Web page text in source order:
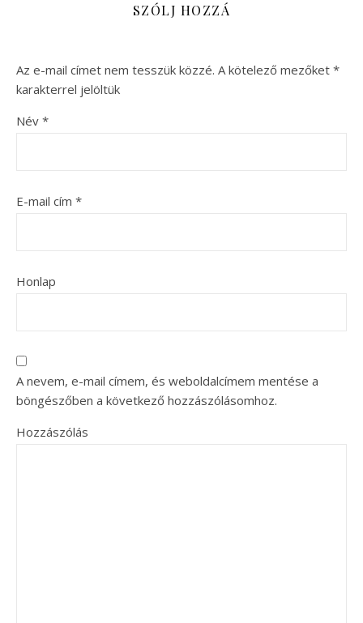
SZÓLJ HOZZÁ
Az e-mail címet nem tesszük közzé. A kötelező mezőket *
karakterrel jelöltük
Név *
E-mail cím *
Honlap
A nevem, e-mail címem, és weboldalcímem mentése a
böngészőben a következő hozzászólásomhoz.
Hozzászólás